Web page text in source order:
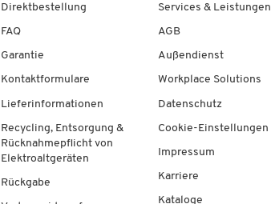
Direktbestellung
FAQ
Garantie
Kontaktformulare
Lieferinformationen
Recycling, Entsorgung &
Rücknahmepflicht von
Elektroaltgeräten
Rückgabe
Services & Leistungen
AGB
Außendienst
Workplace Solutions
Datenschutz
Cookie-Einstellungen
Impressum
Karriere
Kataloge